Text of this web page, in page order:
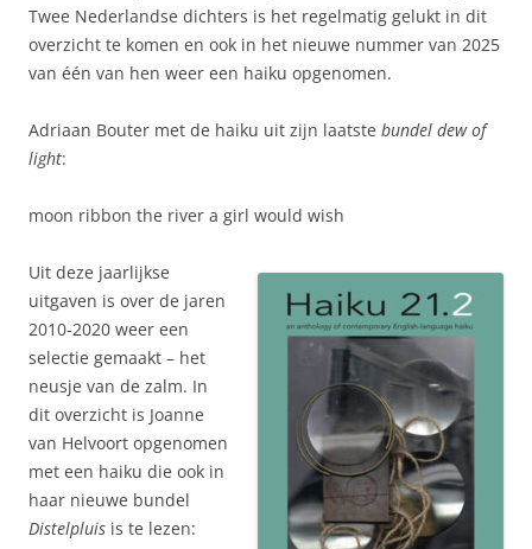
Twee Nederlandse dichters is het regelmatig gelukt in dit
overzicht te komen en ook in het nieuwe nummer van 2025
van één van hen weer een haiku opgenomen.
Adriaan Bouter met de haiku uit zijn laatste bundel dew of
light:
moon ribbon the river a girl would wish
Uit deze jaarlijkse
uitgaven is over de jaren
2010-2020 weer een
selectie gemaakt – het
neusje van de zalm. In
dit overzicht is Joanne
van Helvoort opgenomen
met een haiku die ook in
haar nieuwe bundel
Distelpluis is te lezen: